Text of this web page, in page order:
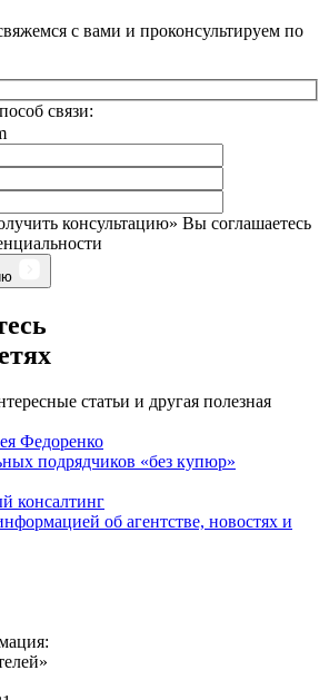
с вами и проконсультируем по
связи:
консультацию» Вы соглашаетесь
статьи и другая полезная
Федоренко
подрядчиков «без купюр»
консалтинг
об агентстве, новостях и